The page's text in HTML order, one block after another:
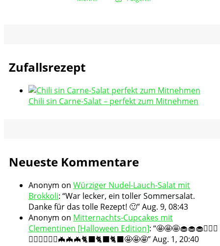
Zufallsrezept
Chili sin Carne-Salat – perfekt zum Mitnehmen
Neueste Kommentare
Anonym on Würziger Nudel-Lauch-Salat mit
Brokkoli: “War lecker, ein toller Sommersalat.
Danke für das tolle Rezept! 🙂”Aug. 9, 08:43
Anonym on Mitternachts-Cupcakes mit
Clementinen [Halloween Edition]: “🤩🤩🤩🧁🧁🧁🧛🏻‍♀️
🧛🏻‍♀️🧛🏻‍♀️🦇🦇🦇🐈‍⬛🐈‍⬛🐈‍⬛🤩🤩🤩”Aug. 1, 20:40